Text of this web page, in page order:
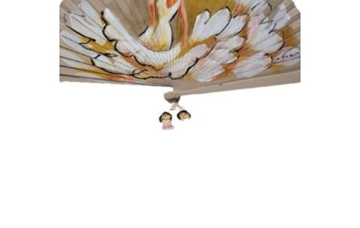
BAILARINA VESTIDO
BLANCO
28,00€ LEER MÁS